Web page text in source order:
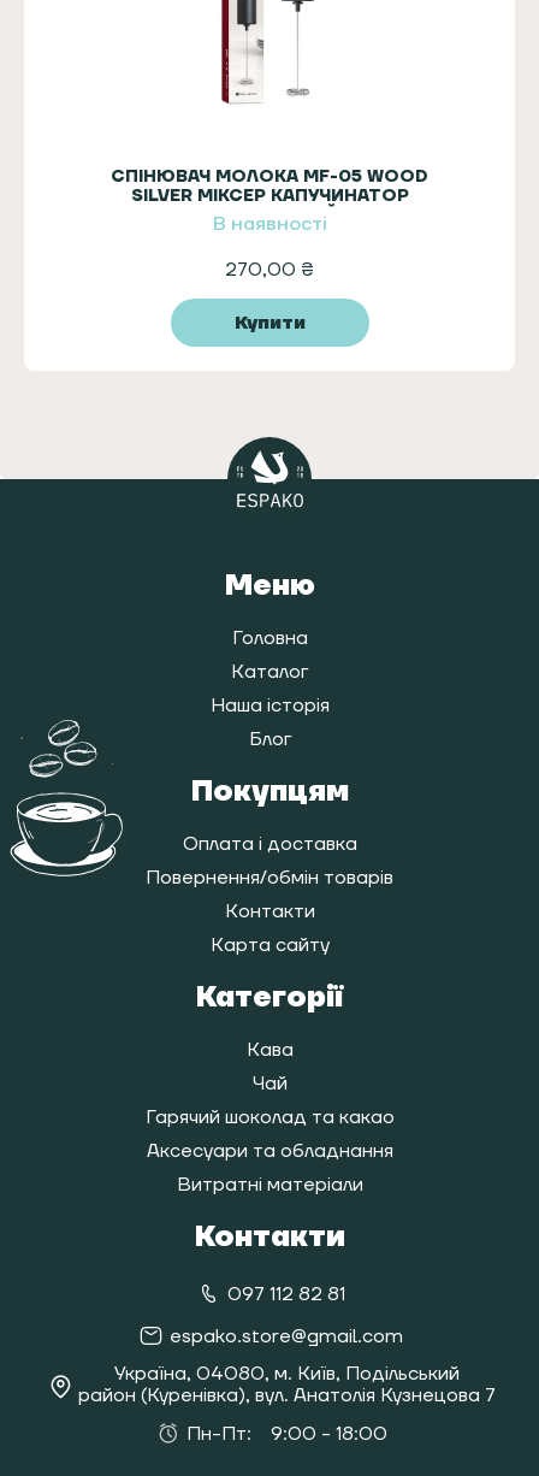
СПІНЮВАЧ МОЛОКА MF-05 WOOD
SILVER МІКСЕР КАПУЧИНАТОР
ЕЛЕКТРИЧНИЙ
В наявності
270,00 ₴
Купити
Меню
Головна
Каталог
Наша історія
Блог
Покупцям
Оплата і доставка
Повернення/обмін товарів
Контакти
Карта сайту
Категорії
Кава
Чай
Гарячий шоколад та какао
Аксесуари та обладнання
Витратні матеріали
Контакти
097 112 82 81
espako.store@gmail.com
Україна, 04080, м. Київ, Подільський
район (Куренівка), вул. Анатолія Кузнецова 7
Пн-Пт: 9:00 - 18:00